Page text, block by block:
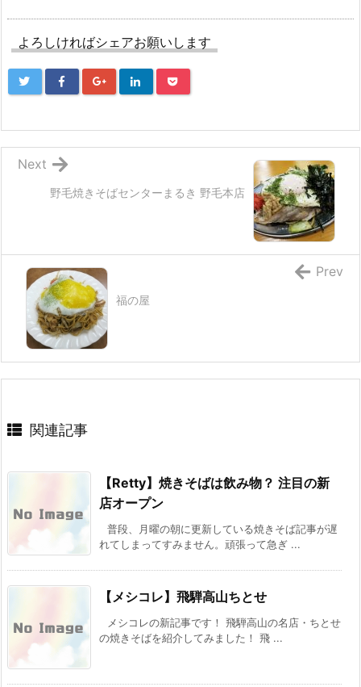
よろしければシェアお願いします
野毛焼きそばセンターまるき 野毛本店
Next
福の屋
Prev
関連記事
【Retty】焼きそばは飲み物？ 注目の新
店オープン
普段、月曜の朝に更新している焼きそば記事が遅
れてしまってすみません。頑張って急ぎ ...
【メシコレ】飛騨高山ちとせ
メシコレの新記事です！ 飛騨高山の名店・ちとせ
の焼きそばを紹介してみました！ 飛 ...